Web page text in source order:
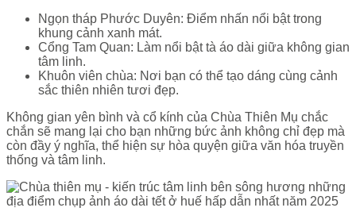
Ngọn tháp Phước Duyên: Điểm nhấn nổi bật trong
khung cảnh xanh mát.
Cổng Tam Quan: Làm nổi bật tà áo dài giữa không gian
tâm linh.
Khuôn viên chùa: Nơi bạn có thể tạo dáng cùng cảnh
sắc thiên nhiên tươi đẹp.
Không gian yên bình và cổ kính của Chùa Thiên Mụ chắc
chắn sẽ mang lại cho bạn những bức ảnh không chỉ đẹp mà
còn đầy ý nghĩa, thể hiện sự hòa quyện giữa văn hóa truyền
thống và tâm linh.